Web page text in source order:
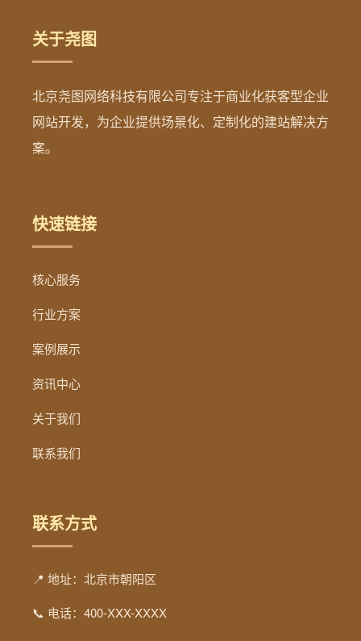
关于尧图
北京尧图网络科技有限公司专注于商业化获客型企业
网站开发，为企业提供场景化、定制化的建站解决方
案。
快速链接
核心服务
行业方案
案例展示
资讯中心
关于我们
联系我们
联系方式
📍 地址：北京市朝阳区
📞 电话：400-XXX-XXXX